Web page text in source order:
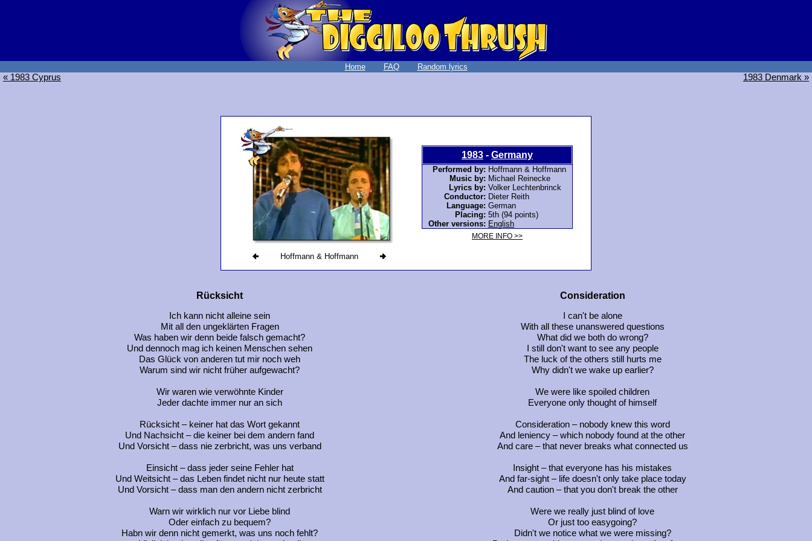
Home FAQ Random lyrics
« 1983 Cyprus 1983 Denmark »
Hoffmann & Hoffmann
1983 - Germany
Performed by: Hoffmann & Hoffmann
Music by: Michael Reinecke
Lyrics by: Volker Lechtenbrinck
Conductor: Dieter Reith
Language: German
Placing: 5th (94 points)
Other versions: English
MORE INFO >>
Rücksicht Consideration
Ich kann nicht alleine sein
I can't be alone
Mit all den ungeklärten Fragen
With all these unanswered questions
Was haben wir denn beide falsch gemacht?
What did we both do wrong?
Und dennoch mag ich keinen Menschen sehen
I still don't want to see any people
Das Glück von anderen tut mir noch weh
The luck of the others still hurts me
Warum sind wir nicht früher aufgewacht?
Why didn't we wake up earlier?
Wir waren wie verwöhnte Kinder
We were like spoiled children
Jeder dachte immer nur an sich
Everyone only thought of himself
Rücksicht – keiner hat das Wort gekannt
Consideration – nobody knew this word
Und Nachsicht – die keiner bei dem andern fand
And leniency – which nobody found at the other
Und Vorsicht – dass nie zerbricht, was uns verband
And care – that never breaks what connected us
Einsicht – dass jeder seine Fehler hat
Insight – that everyone has his mistakes
Und Weitsicht – das Leben findet nicht nur heute statt
And far-sight – life doesn't only take place today
Und Vorsicht – dass man den andern nicht zerbricht
And caution – that you don't break the other
Warn wir wirklich nur vor Liebe blind
Were we really just blind of love
Oder einfach zu bequem?
Or just too easygoing?
Habn wir denn nicht gemerkt, was uns noch fehlt?
Didn't we notice what we were missing?